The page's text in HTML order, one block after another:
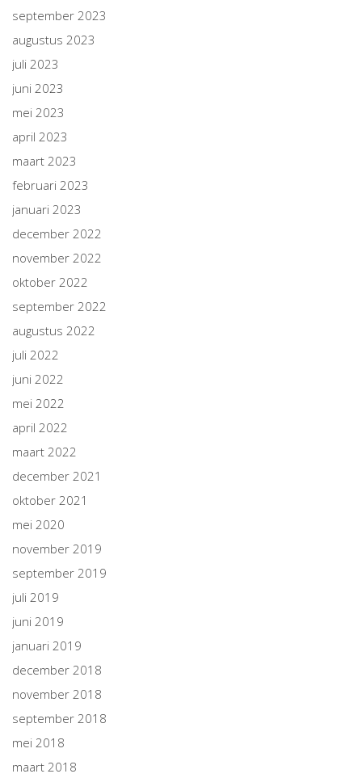
september 2023
augustus 2023
juli 2023
juni 2023
mei 2023
april 2023
maart 2023
februari 2023
januari 2023
december 2022
november 2022
oktober 2022
september 2022
augustus 2022
juli 2022
juni 2022
mei 2022
april 2022
maart 2022
december 2021
oktober 2021
mei 2020
november 2019
september 2019
juli 2019
juni 2019
januari 2019
december 2018
november 2018
september 2018
mei 2018
maart 2018